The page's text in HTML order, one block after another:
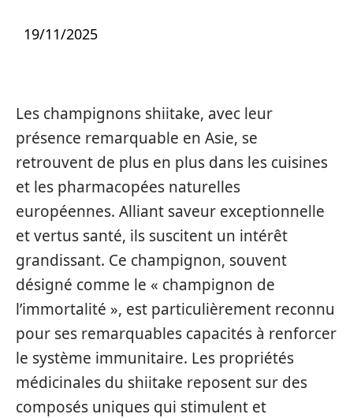
19/11/2025
Les champignons shiitake, avec leur
présence remarquable en Asie, se
retrouvent de plus en plus dans les cuisines
et les pharmacopées naturelles
européennes. Alliant saveur exceptionnelle
et vertus santé, ils suscitent un intérêt
grandissant. Ce champignon, souvent
désigné comme le « champignon de
l’immortalité », est particulièrement reconnu
pour ses remarquables capacités à renforcer
le système immunitaire. Les propriétés
médicinales du shiitake reposent sur des
composés uniques qui stimulent et